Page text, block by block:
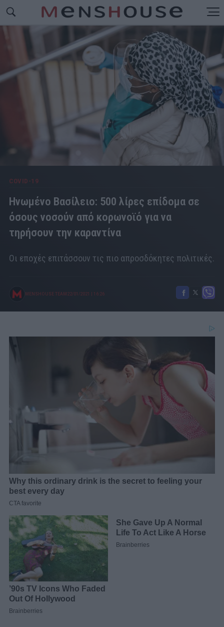
COVID-19
Ηνωμένο Βασίλειο: 500 λίρες επίδομα σε
όσους νοσούν από κορωνοϊό για να
τηρήσουν την καραντίνα
Οι εποχές επιτάσσουν τις πιο απροσδόκητες πολιτικές.
MENSHOUSE TEAM 22/01/2021 16:26